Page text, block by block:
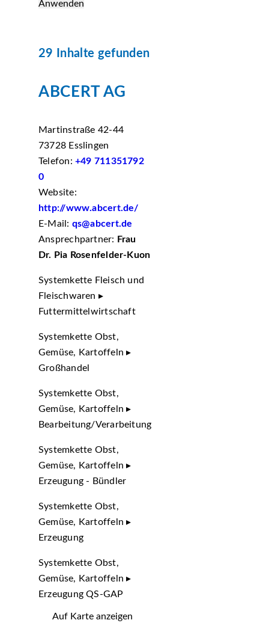
29 Inhalte gefunden
ABCERT AG
Martinstraße 42-44
73728 Esslingen
Telefon: +49 711351792
0
Website:
http://www.abcert.de/
E-Mail: qs@abcert.de
Ansprechpartner: Frau
Dr. Pia Rosenfelder-Kuon
Systemkette Fleisch und
Fleischwaren ▸
Futtermittelwirtschaft
Systemkette Obst,
Gemüse, Kartoffeln ▸
Großhandel
Systemkette Obst,
Gemüse, Kartoffeln ▸
Bearbeitung/Verarbeitung
Systemkette Obst,
Gemüse, Kartoffeln ▸
Erzeugung - Bündler
Systemkette Obst,
Gemüse, Kartoffeln ▸
Erzeugung
Systemkette Obst,
Gemüse, Kartoffeln ▸
Erzeugung QS-GAP
Auf Karte anzeigen